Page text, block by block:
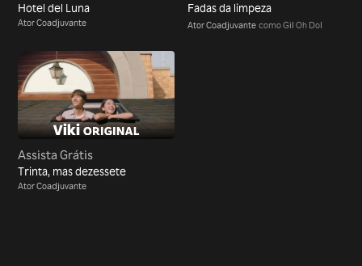
Hotel del Luna
Ator Coadjuvante
Fadas da limpeza
Ator Coadjuvante como Gil Oh Dol
Assista Grátis
Trinta, mas dezessete
Ator Coadjuvante